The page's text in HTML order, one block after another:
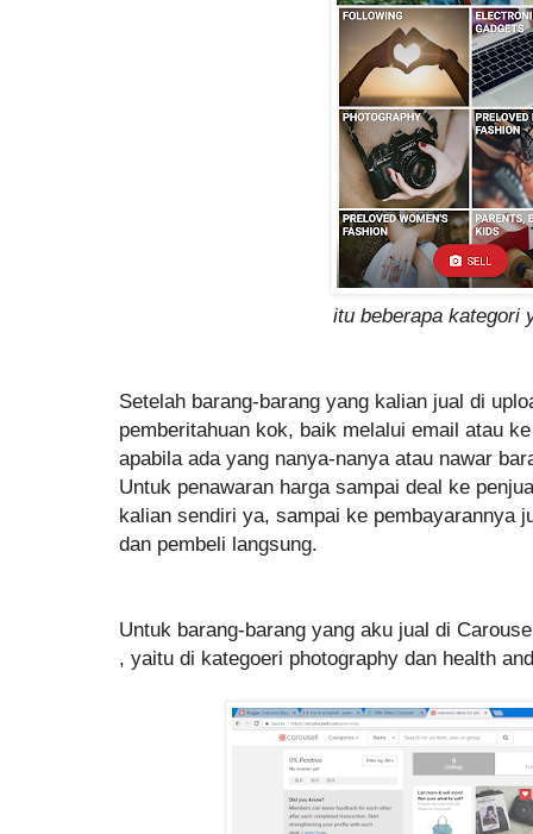
itu beberapa kategori
Setelah barang-barang yang kalian jual di
pemberitahuan kok, baik melalui email atau
apabila ada yang nanya-nanya atau nawar
Untuk penawaran harga sampai deal ke
kalian sendiri ya, sampai ke pembayarannya
dan pembeli langsung.
Untuk barang-barang yang aku jual di
, yaitu di kategoeri photography dan health